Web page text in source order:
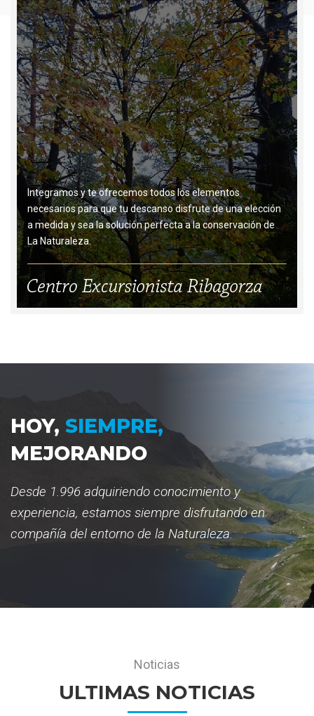
Integramos y te ofrecemos todos los elementos
necesarios para que tu descanso disfrute de una elección
a medida y sea la solución perfecta a la conservación de
La Naturaleza.
HOY, SIEMPRE,
MEJORANDO
Desde 1.996 adquiriendo conocimiento y
experiencia, estamos siempre disfrutando en
compañía del entorno de la Naturaleza.
Noticias
ULTIMAS NOTICIAS